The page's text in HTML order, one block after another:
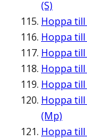
(S)
Hoppa till
Hoppa till
Hoppa till
Hoppa till
Hoppa till
Hoppa till
(Mp)
Hoppa till